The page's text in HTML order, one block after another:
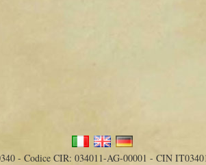
- Codice CIR: 034011-AG-00001 - CIN